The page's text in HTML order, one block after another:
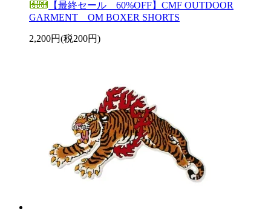
【最終セール 60%OFF】CMF OUTDOOR
GARMENT OM BOXER SHORTS
2,200円(税200円)